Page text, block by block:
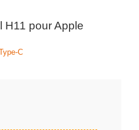
H11 pour Apple
C